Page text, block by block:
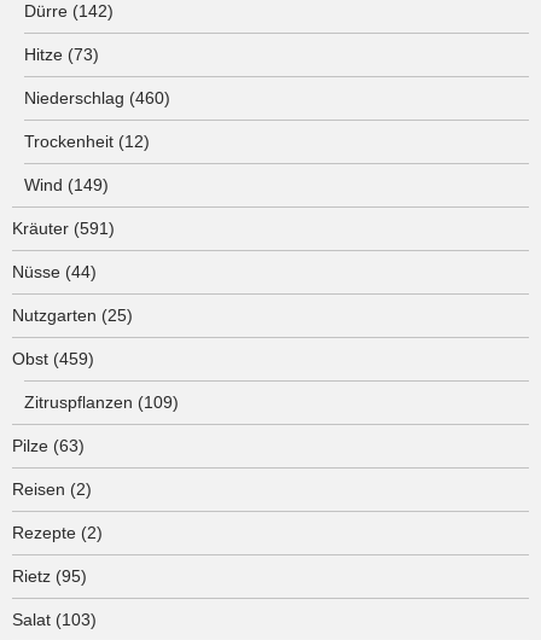
Dürre (142)
Hitze (73)
Niederschlag (460)
Trockenheit (12)
Wind (149)
Kräuter (591)
Nüsse (44)
Nutzgarten (25)
Obst (459)
Zitruspflanzen (109)
Pilze (63)
Reisen (2)
Rezepte (2)
Rietz (95)
Salat (103)